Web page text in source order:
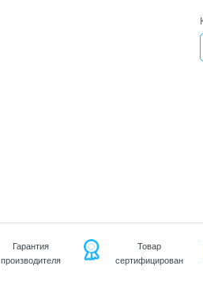
Гарантия
производителя
Товар
сертифицирован